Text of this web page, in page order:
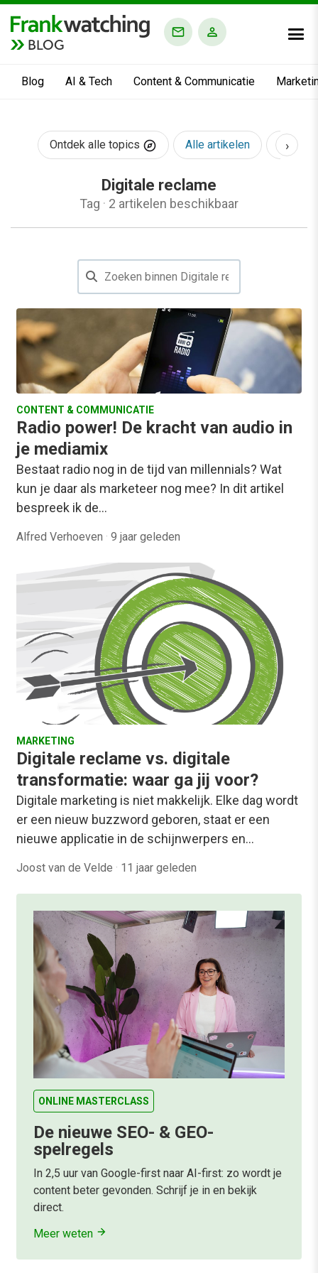
BLOG
Blog AI & Tech Content & Communicatie
Ontdek alle topics Alle artikelen AI &
›
Digitale reclame
Tag · 2 artikelen beschikbaar
CONTENT & COMMUNICATIE
Radio power! De kracht van audio in
je mediamix
Bestaat radio nog in de tijd van millennials? Wat
kun je daar als marketeer nog mee? In dit artikel
bespreek ik de…
Alfred Verhoeven · 9 jaar geleden
MARKETING
Digitale reclame vs. digitale
transformatie: waar ga jij voor?
Digitale marketing is niet makkelijk. Elke dag wordt
er een nieuw buzzword geboren, staat er een
nieuwe applicatie in de schijnwerpers en…
Joost van de Velde · 11 jaar geleden
ONLINE MASTERCLASS
De nieuwe SEO- & GEO-
spelregels
In 2,5 uur van Google-first naar AI-first: zo wordt je
content beter gevonden. Schrijf je in en bekijk
direct.
Meer weten